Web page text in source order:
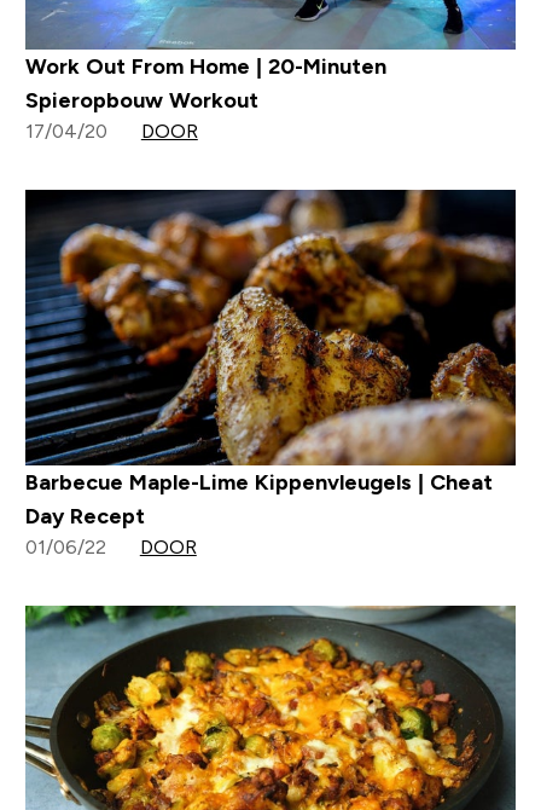
Work Out From Home | 20-Minuten
Spieropbouw Workout
17/04/20 DOOR
Barbecue Maple-Lime Kippenvleugels | Cheat
Day Recept
01/06/22 DOOR